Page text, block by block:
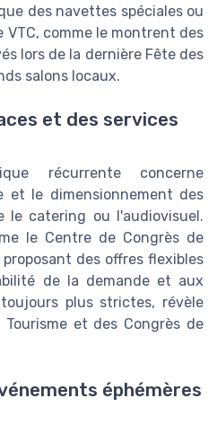
des navettes spéciales ou
comme le montrent des
lors de la dernière Fête des
salons locaux.
et des services
récurrente concerne
et le dimensionnement des
le catering ou l'audiovisuel.
le Centre de Congrès de
des offres flexibles
de la demande et aux
plus strictes, révèle
et des Congrès de
éphémères